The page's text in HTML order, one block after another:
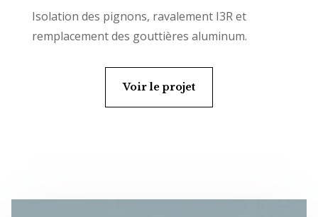
Isolation des pignons, ravalement I3R et
remplacement des gouttières aluminum.
Voir le projet